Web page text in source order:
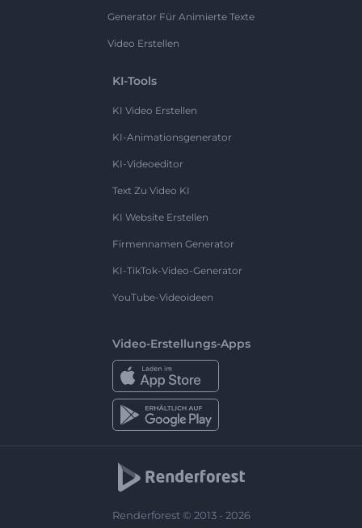
Generator Für Animierte Texte
Video Erstellen
KI-Tools
KI Video Erstellen
KI-Animationsgenerator
KI-Videoeditor
Text Zu Video KI
KI Website Erstellen
Firmennamen Generator
KI-TikTok-Video-Generator
YouTube-Videoideen
Video-Erstellungs-Apps
Renderforest © 2013 - 2026